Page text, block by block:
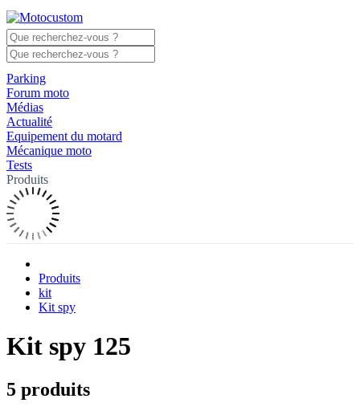
Parking
Forum moto
Médias
Actualité
Equipement du motard
Mécanique moto
Tests
Produits
Produits
kit
Kit spy
Kit spy 125
5 produits